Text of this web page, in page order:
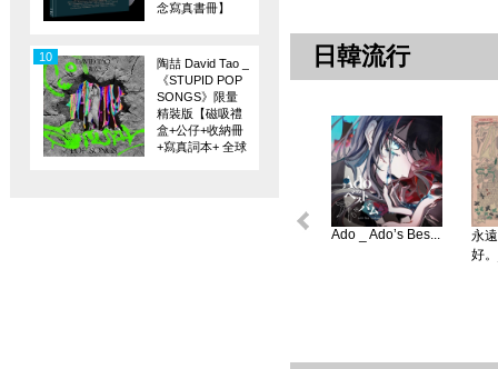
念寫真書冊】
陶喆 David Tao _
《STUPID POP
SONGS》限量
精裝版【磁吸禮
盒+公仔+收納冊
+寫真詞本+ 全球
10 日韓流行
Ado _ Ado’s Bes...
永
好